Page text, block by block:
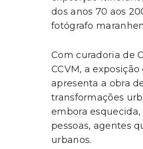
dos anos 70 aos
fotógrafo
Com curadoria de
CCVM, a
apresenta a obra
transformações
embora
pessoas, agentes
urbanos.